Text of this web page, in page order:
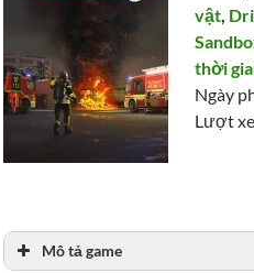
vật,
thời
Ngày
Lượt
Mô tả game